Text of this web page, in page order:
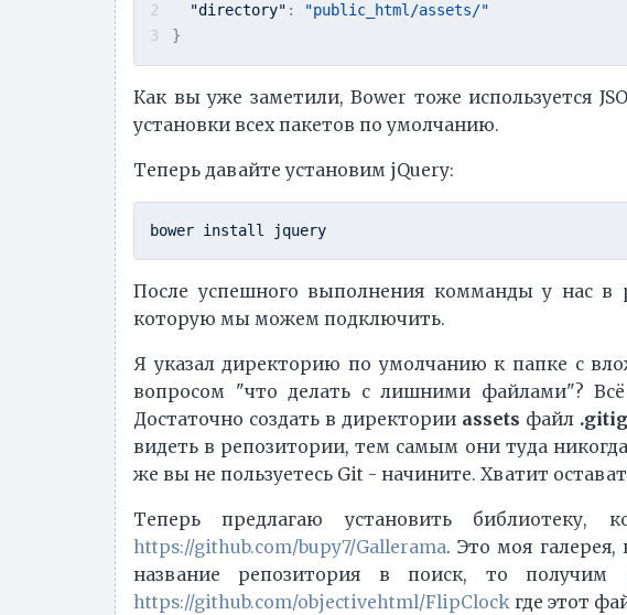
"directory" :
"public_html/assets/"
}
Как вы уже заметили, Bower тоже используется
установки всех пакетов по умолчанию.
Теперь давайте установим jQuery:
После успешного выполнения комманды у нас в
которую мы можем подключить.
Я указал директорию по умолчанию к папке с
вопросом "что делать с лишними файлами"?
Достаточно создать в директории assets файл
видеть в репозитории, тем самым они туда
же вы не пользуетесь Git - начините. Хватит
Теперь предлагаю установить
https://github.com/bupy7/Gallerama. Это моя
название репозитория в поиск, то
https://github.com/objectivehtml/FlipClock где этот